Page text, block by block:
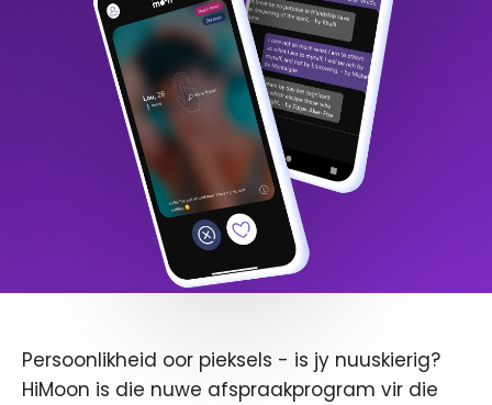
Persoonlikheid oor pieksels - is jy nuuskierig?
HiMoon is die nuwe afspraakprogram vir die